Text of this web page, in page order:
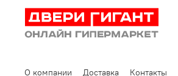
О компании Доставка Контакты